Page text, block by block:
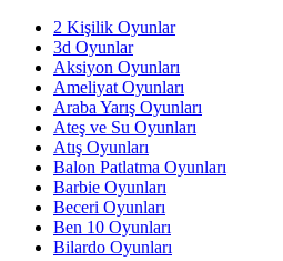
2 Kişilik Oyunlar
3d Oyunlar
Aksiyon Oyunları
Ameliyat Oyunları
Araba Yarış Oyunları
Ateş ve Su Oyunları
Atış Oyunları
Balon Patlatma Oyunları
Barbie Oyunları
Beceri Oyunları
Ben 10 Oyunları
Bilardo Oyunları